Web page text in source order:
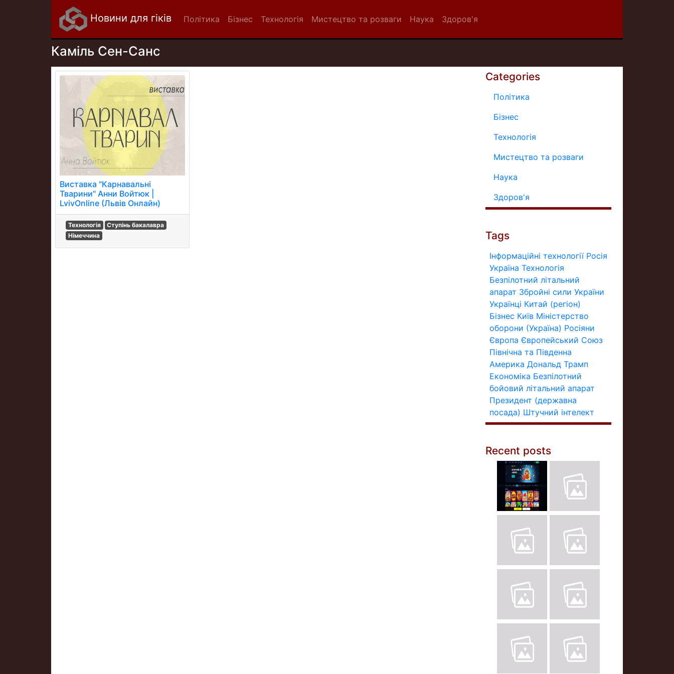
Новини для гіків Політика Бізнес Технологія Мистецтво та розваги Наука Здоров'я
Каміль Сен-Санс
Виставка "Карнавальні
Тварини" Анни Войтюк |
LvivOnline (Львів Онлайн)
Технологія
Ступінь бакалавра
Німеччина
Categories
Політика
Бізнес
Технологія
Мистецтво та розваги
Наука
Здоров'я
Tags
Інформаційні технології Росія
Україна Технологія
Безпілотний літальний
апарат Збройні сили України
Українці Китай (регіон)
Бізнес Київ Міністерство
оборони (Україна) Росіяни
Європа Європейський Союз
Північна та Південна
Америка Дональд Трамп
Економіка Безпілотний
бойовий літальний апарат
Президент (державна
посада) Штучний інтелект
Recent posts